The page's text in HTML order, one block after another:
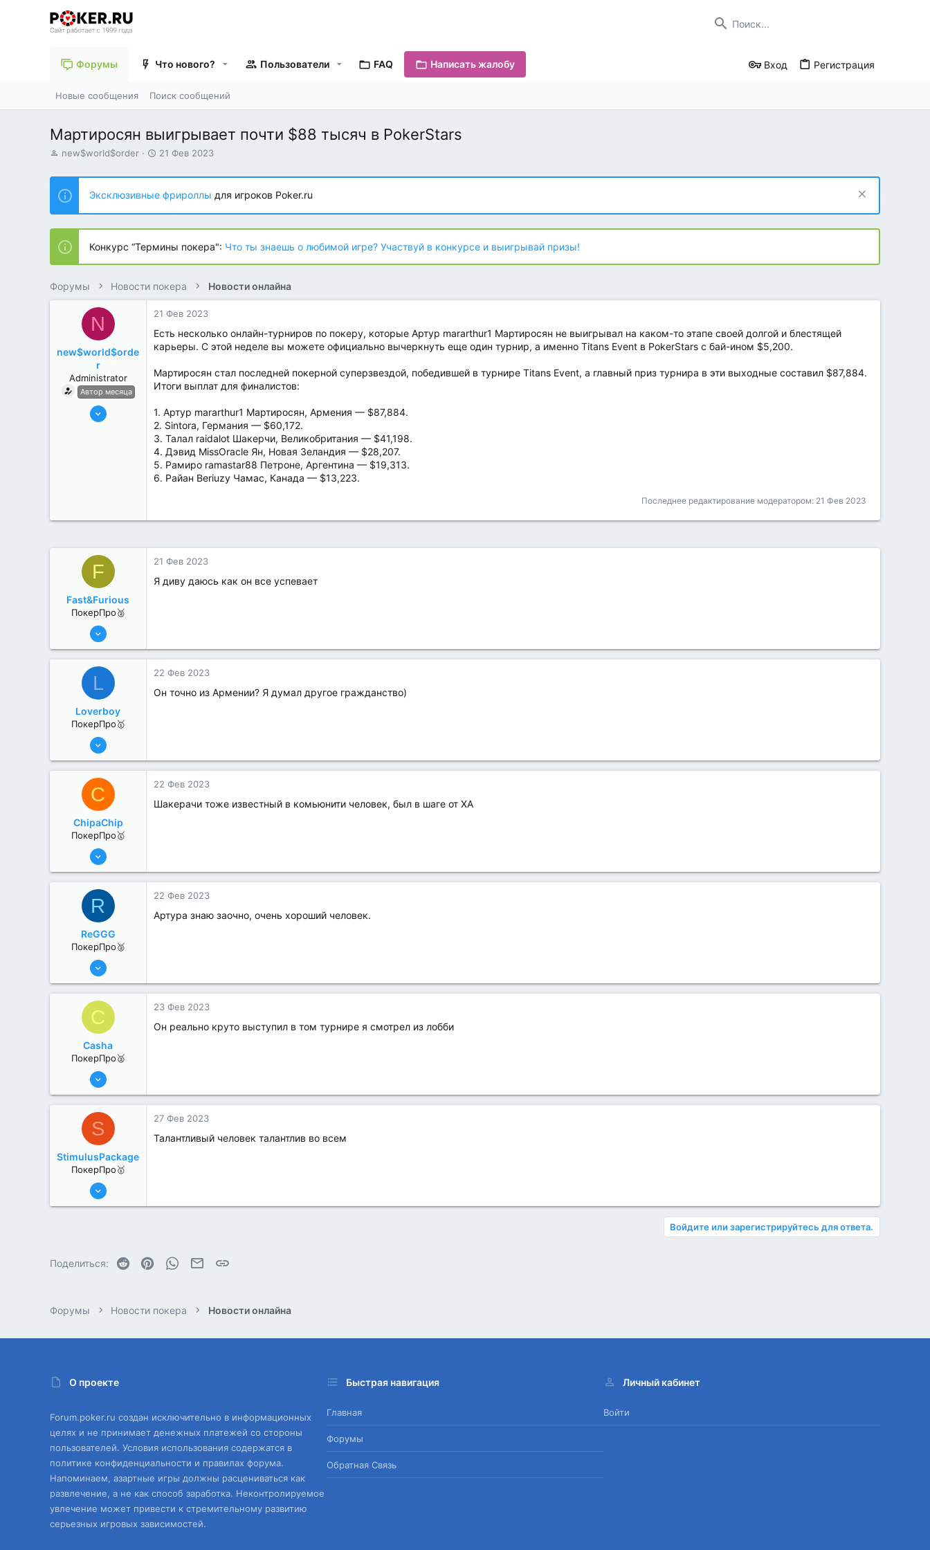
Форумы Что нового? Пользователи FAQ Написать жалобу Вход Регистрация
Новые сообщения Поиск сообщений
Мартиросян выигрывает почти $88 тысяч в PokerStars
А
т
о
р
т
е
м
ы
new$world$order
Д
т
н
а
ч
л
а
21 Фев 2023
Эксклюзивные фрироллы для игроков Poker.ru
Конкурс “Термины покера": Что ты знаешь о любимой игре? Участвуй в конкурсе и выигрывай призы!
Форумы Новости покера Новости онлайна
N
new$world$orde
r
Administrator
Автор месяца
27 Май 2022
21 Фев 2023
Есть несколько онлайн-турниров по покеру, которые Артур mararthur1 Мартиросян не выигрывал на каком-то этапе своей долгой и блестящей
карьеры. C этой неделе вы можете официально вычеркнуть еще один турнир, а именно Titans Event в PokerStars с бай-ином $5,200.
Мартиросян стал последней покерной суперзвездой, победившей в турнире Titans Event, а главный приз турнира в эти выходные составил $87,884.
Итоги выплат для финалистов:
1. Артур mararthur1 Мартиросян, Армения — $87,884.
2. Sintora, Германия — $60,172.
3. Талал raidalot Шакерчи, Великобритания — $41,198.
4. Дэвид MissOracle Ян, Новая Зеландия — $28,207.
5. Рамиро ramastar88 Петроне, Аргентина — $19,313.
6. Райан Beriuzy Чамас, Канада — $13,223.
Последнее редактирование модератором: 21 Фев 2023
F
Fast&Furious
ПокерПро🥈
6 Июн 2022
2
21 Фев 2023
Я диву даюсь как он все успевает
L
Loverboy
ПокерПро🥇
8 Июн 2022
1
22 Фев 2023
Он точно из Армении? Я думал другое гражданство)
C
ChipaChip
ПокерПро🥇
8 Июн 2022
2
22 Фев 2023
Шакерачи тоже известный в комьюнити человек, был в шаге от ХА
R
ReGGG
ПокерПро🥈
8 Июн 2022
0
22 Фев 2023
Артура знаю заочно, очень хороший человек.
C
Casha
ПокерПро🥈
13 Июн 2022
0
23 Фев 2023
Он реально круто выступил в том турнире я смотрел из лобби
S
StimulusPackage
ПокерПро🥇
25 Июл 2022
27 Фев 2023
Талантливый человек талантлив во всем
Войдите или зарегистрируйтесь для ответа.
Поделиться: Reddit PinterestWhatsAppЭлектронная почта
Форумы Новости покера Новости онлайна
О проекте
Forum.poker.ru создан исключительно в информационных
целях и не принимает денежных платежей со стороны
пользователей. Условия использования содержатся в
политике конфиденциальности и правилах форума.
Напоминаем, азартные игры должны расцениваться как
развлечение, а не как способ заработка. Неконтролируемое
увлечение может привести к стремительному развитию
серьезных игровых зависимостей.
Быстрая навигация
Главная
Форумы
Обратная Связь
Личный кабинет
Войти